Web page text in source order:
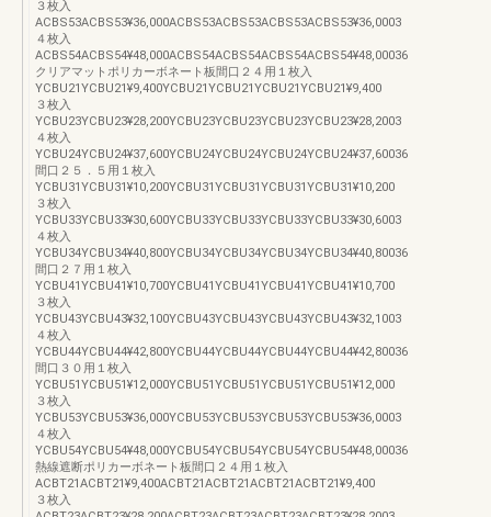
３枚入
ACBS53ACBS53¥36,000ACBS53ACBS53ACBS53ACBS53¥36,0003
４枚入
ACBS54ACBS54¥48,000ACBS54ACBS54ACBS54ACBS54¥48,00036
クリアマットポリカーボネート板間口２４用１枚入
YCBU21YCBU21¥9,400YCBU21YCBU21YCBU21YCBU21¥9,400
３枚入
YCBU23YCBU23¥28,200YCBU23YCBU23YCBU23YCBU23¥28,2003
４枚入
YCBU24YCBU24¥37,600YCBU24YCBU24YCBU24YCBU24¥37,60036
間口２５．５用１枚入
YCBU31YCBU31¥10,200YCBU31YCBU31YCBU31YCBU31¥10,200
３枚入
YCBU33YCBU33¥30,600YCBU33YCBU33YCBU33YCBU33¥30,6003
４枚入
YCBU34YCBU34¥40,800YCBU34YCBU34YCBU34YCBU34¥40,80036
間口２７用１枚入
YCBU41YCBU41¥10,700YCBU41YCBU41YCBU41YCBU41¥10,700
３枚入
YCBU43YCBU43¥32,100YCBU43YCBU43YCBU43YCBU43¥32,1003
４枚入
YCBU44YCBU44¥42,800YCBU44YCBU44YCBU44YCBU44¥42,80036
間口３０用１枚入
YCBU51YCBU51¥12,000YCBU51YCBU51YCBU51YCBU51¥12,000
３枚入
YCBU53YCBU53¥36,000YCBU53YCBU53YCBU53YCBU53¥36,0003
４枚入
YCBU54YCBU54¥48,000YCBU54YCBU54YCBU54YCBU54¥48,00036
熱線遮断ポリカーボネート板間口２４用１枚入
ACBT21ACBT21¥9,400ACBT21ACBT21ACBT21ACBT21¥9,400
３枚入